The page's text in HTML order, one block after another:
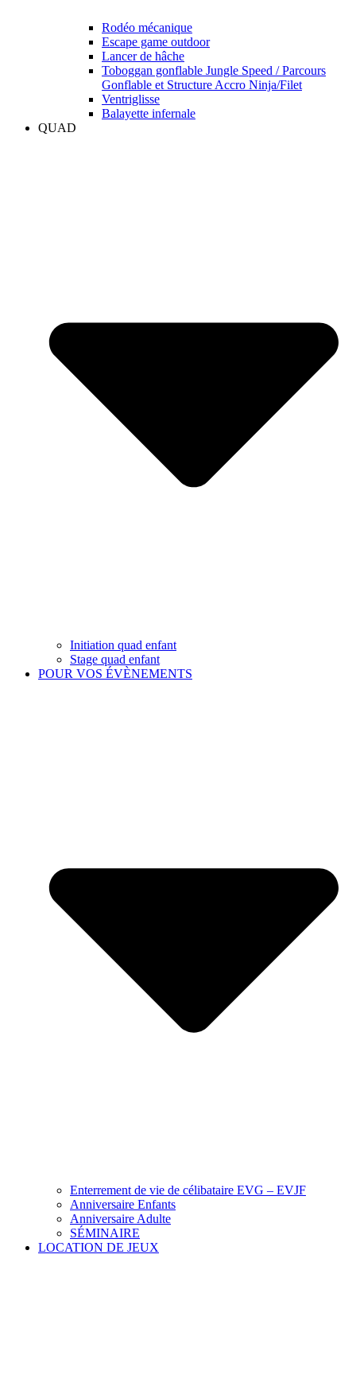
Rodéo mécanique
Escape game outdoor
Lancer de hâche
Toboggan gonflable Jungle Speed / Parcours
Gonflable et Structure Accro Ninja/Filet
Ventriglisse
Balayette infernale
QUAD
Initiation quad enfant
Stage quad enfant
POUR VOS ÉVÈNEMENTS
Enterrement de vie de célibataire EVG – EVJF
Anniversaire Enfants
Anniversaire Adulte
SÉMINAIRE
LOCATION DE JEUX